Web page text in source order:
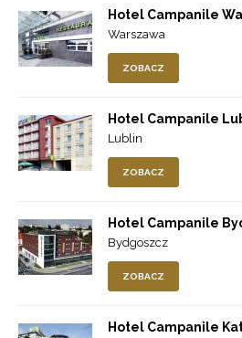
Hotel Campanile
Warszawa
ZOBACZ
Hotel Campanile
Lublin
ZOBACZ
Hotel Campanile
Bydgoszcz
ZOBACZ
Hotel Campanile